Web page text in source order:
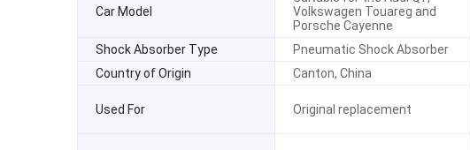
Car Model
Volkswagen Touareg and
Porsche Cayenne
Shock Absorber Type Pneumatic Shock Absorber
Country of Origin
Canton, China
Used For Original replacement